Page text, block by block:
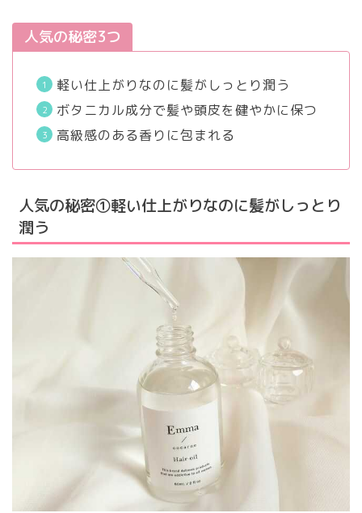
人気の秘密3つ
軽い仕上がりなのに髪がしっとり潤う
ボタニカル成分で髪や頭皮を健やかに保つ
高級感のある香りに包まれる
人気の秘密①軽い仕上がりなのに髪がしっとり
潤う